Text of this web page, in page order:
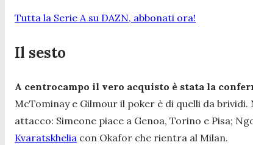
Tutta la Serie A su DAZN, abbonati ora!
Il sesto
A centrocampo il vero acquisto è stata la
McTominay e Gilmour il poker è di quelli da
attacco: Simeone piace a Genoa, Torino e Pisa;
Kvaratskhelia con Okafor che rientra al Milan.